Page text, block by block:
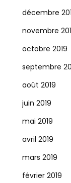
décembre
novembre
octobre 2019
septembre
août 2019
juin 2019
mai 2019
avril 2019
mars 2019
février 2019